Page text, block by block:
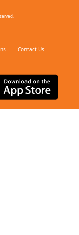
Contact Us